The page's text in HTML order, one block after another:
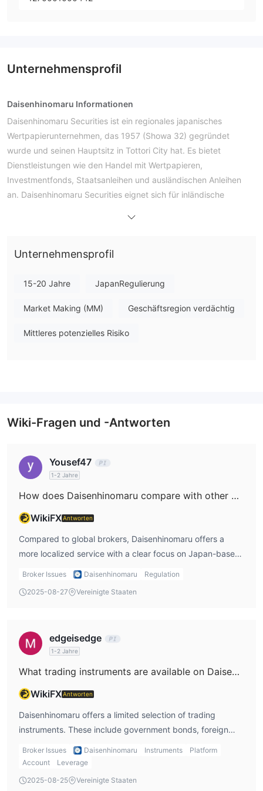
Unternehmensprofil
Daisenhinomaru Informationen
Daisenhinomaru Securities ist ein regionales japanisches
Wertpapierunternehmen, das 1957 (Showa 32) gegründet
wurde und seinen Hauptsitz in Tottori City hat. Es bietet
Dienstleistungen wie den Handel mit Wertpapieren,
Investmentfonds, Staatsanleihen und ausländischen Anleihen
an. Daisenhinomaru Securities eignet sich für inländische
die die Steuerverfahren vereinfachen möchten.
Vor- und Nachteile
Ist Daisenhinomaru Seriös?
Services Agency (FSA)registriert, besitzt eine
(金商)第5号) und ist Mitglied des Japan Securities Dealers
Aktien, Investmentfonds, Staatsanleihen und ausländische
Unternehmensprofil
15-20 Jahre JapanRegulierung
Market Making (MM) Geschäftsregion verdächtig
Mittleres potenzielles Risiko
Wiki-Fragen und -Antworten
Yousef47
1-2 Jahre
How does Daisenhinomaru compare with other brokers?
WikiFXAntworten
Compared to global brokers, Daisenhinomaru offers a
more localized service with a clear focus on Japan-based
investors. While international brokers typically offer a wide
Daisenhinomaru limits itself to government bonds, foreign
seeking a diverse portfolio. The broker's strength lies in its
regulatory compliance with the FSA, but it lacks the
flexibility and variety of instruments provided by larger,
more international platforms.
Broker Issues Daisenhinomaru
Regulation
2025-08-27
Vereinigte Staaten
edgeisedge
1-2 Jahre
What trading instruments are available on Daisenhinomaru?
WikiFXAntworten
Daisenhinomaru offers a limited selection of trading
instruments. These include government bonds, foreign
bonds, and investment trusts. The broker does not
support trading in Forex, commodities, indices,
Broker Issues Daisenhinomaru Instruments
Platform
Account
Leverage
2025-08-25
Vereinigte Staaten